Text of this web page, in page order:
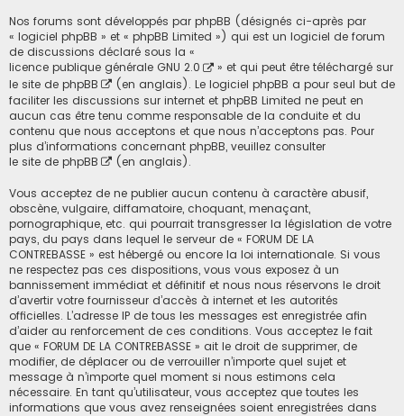
Nos forums sont développés par phpBB (désignés ci-après par
« logiciel phpBB » et « phpBB Limited ») qui est un logiciel de forum
de discussions déclaré sous la «
licence publique générale GNU 2.0
» et qui peut être téléchargé sur
le site de phpBB
(en anglais). Le logiciel phpBB a pour seul but de
faciliter les discussions sur internet et phpBB Limited ne peut en
aucun cas être tenu comme responsable de la conduite et du
contenu que nous acceptons et que nous n’acceptons pas. Pour
plus d’informations concernant phpBB, veuillez consulter
le site de phpBB
(en anglais).
Vous acceptez de ne publier aucun contenu à caractère abusif,
obscène, vulgaire, diffamatoire, choquant, menaçant,
pornographique, etc. qui pourrait transgresser la législation de votre
pays, du pays dans lequel le serveur de « FORUM DE LA
CONTREBASSE » est hébergé ou encore la loi internationale. Si vous
ne respectez pas ces dispositions, vous vous exposez à un
bannissement immédiat et définitif et nous nous réservons le droit
d’avertir votre fournisseur d’accès à internet et les autorités
officielles. L’adresse IP de tous les messages est enregistrée afin
d’aider au renforcement de ces conditions. Vous acceptez le fait
que « FORUM DE LA CONTREBASSE » ait le droit de supprimer, de
modifier, de déplacer ou de verrouiller n’importe quel sujet et
message à n’importe quel moment si nous estimons cela
nécessaire. En tant qu’utilisateur, vous acceptez que toutes les
informations que vous avez renseignées soient enregistrées dans